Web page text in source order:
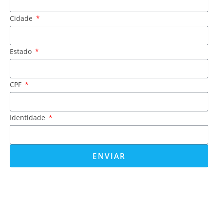
Cidade
Estado
CPF
Identidade
ENVIAR